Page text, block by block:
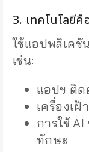
3. เทคโนโลยี
ใช้แอปพลิเคชั
เช่น:
แอปฯ ติ
เครื่องเ
การใช้
ทักษะ